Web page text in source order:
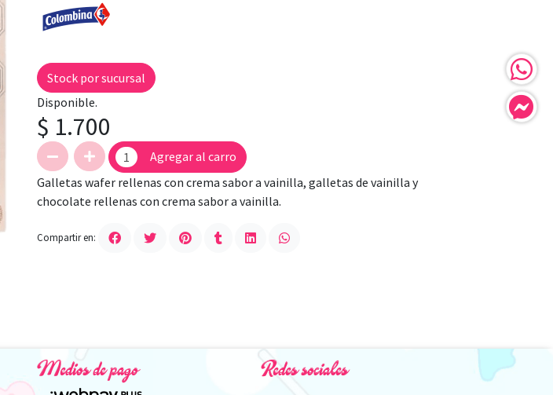
Stock por sucursal
Disponible.
$ 1.700
Agregar al carro
Galletas wafer rellenas con crema sabor a vainilla, galletas de vainilla y
chocolate rellenas con crema sabor a vainilla.
Compartir en:
Medios de pago Redes sociales